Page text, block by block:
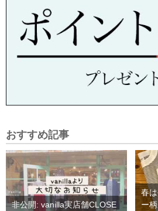
おすすめ記事
非公開: vanilla実店舗CLOSE
春
ー